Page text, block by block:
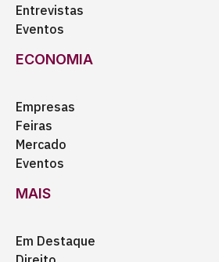
Entrevistas
Eventos
ECONOMIA
Empresas
Feiras
Mercado
Eventos
MAIS
Em Destaque